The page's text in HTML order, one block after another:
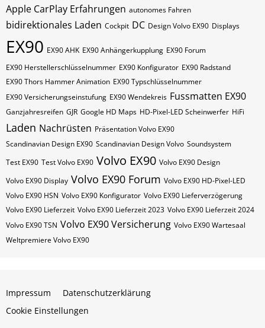
Apple CarPlay Erfahrungen autonomes Fahren
bidirektionales Laden Cockpit DC Design Volvo EX90 Displays
EX90 EX90 AHK EX90 Anhängerkupplung EX90 Forum
EX90 Herstellerschlüsselnummer EX90 Konfigurator EX90 Radstand
EX90 Thors Hammer Animation EX90 Typschlüsselnummer
EX90 Versicherungseinstufung EX90 Wendekreis Fussmatten EX90
Ganzjahresreifen GJR Google HD Maps HD-Pixel-LED Scheinwerfer HiFi
Laden Nachrüsten Präsentation Volvo EX90
Scandinavian Design EX90 Scandinavian Design Volvo Soundsystem
Test EX90 Test Volvo EX90 Volvo EX90 Volvo EX90 Design
Volvo EX90 Display Volvo EX90 Forum Volvo EX90 HD-Pixel-LED
Volvo EX90 HSN Volvo EX90 Konfigurator Volvo EX90 Lieferverzögerung
Volvo EX90 Lieferzeit Volvo EX90 Lieferzeit 2023 Volvo EX90 Lieferzeit 2024
Volvo EX90 TSN Volvo EX90 Versicherung Volvo EX90 Wartesaal
Weltpremiere Volvo EX90
Impressum
Datenschutzerklärung
Cookie Einstellungen